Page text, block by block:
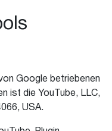
Google betriebenen
ist die YouTube, LLC,
USA.